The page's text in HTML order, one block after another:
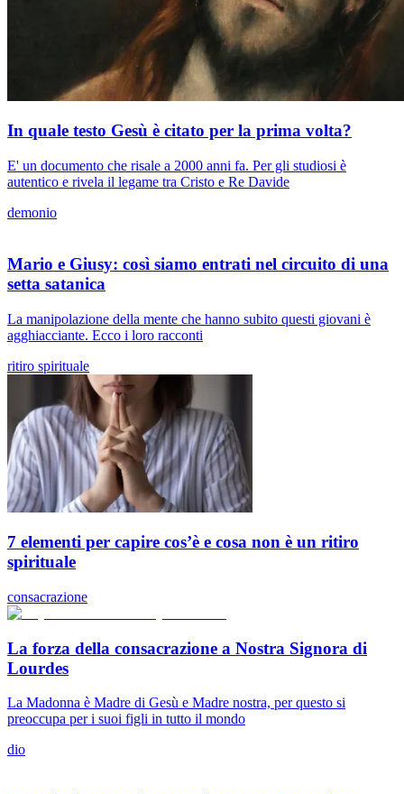
In quale testo Gesù è citato per la prima volta?
E' un documento che risale a 2000 anni fa. Per gli studiosi è
autentico e rivela il legame tra Cristo e Re Davide
demonio
Mario e Giusy: così siamo entrati nel circuito di una
setta satanica
La manipolazione della mente che hanno subito questi giovani è
agghiacciante. Ecco i loro racconti
ritiro spirituale
7 elementi per capire cos’è e cosa non è un ritiro
spirituale
consacrazione
La forza della consacrazione a Nostra Signora di
Lourdes
La Madonna è Madre di Gesù e Madre nostra, per questo si
preoccupa per i suoi figli in tutto il mondo
dio